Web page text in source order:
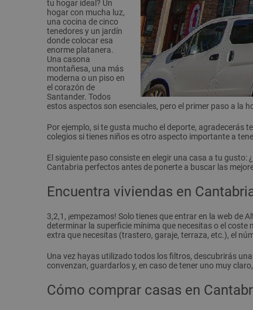
tu hogar ideal? Un
hogar con mucha luz,
una cocina de cinco
tenedores y un jardín
donde colocar esa
enorme platanera.
Una casona
montañesa, una más
moderna o un piso en
el corazón de
Santander. Todos
estos aspectos son esenciales, pero el primer paso a la
Por ejemplo, si te gusta mucho el deporte, agradecerás
colegios si tienes niños es otro aspecto importante a
El siguiente paso consiste en elegir una casa a tu
Cantabria perfectos antes de ponerte a buscar las
Encuentra viviendas en
3,2,1, ¡empezamos! Solo tienes que entrar en la web
determinar la superficie mínima que necesitas o el
extra que necesitas (trastero, garaje, terraza, etc.), el
Una vez hayas utilizado todos los filtros, descubrirás
convenzan, guardarlos y, en caso de tener uno muy
Cómo comprar casas en